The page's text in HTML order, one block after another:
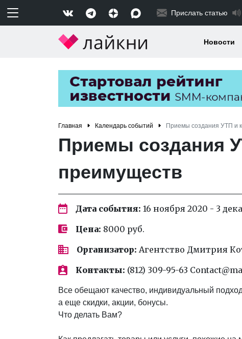
Прислать статью
Новости
Главная Календарь событий Приемы создания УТП и
Приемы создания
преимуществ
Дата события: 16 ноября 2020 - 3
Цена: 8000 руб.
Организатор: Агентство Дмитрия
Контакты: (812) 309-95-63
Все обещают качество, индивидуальный
а еще скидки, акции, бонусы.
Что делать Вам?